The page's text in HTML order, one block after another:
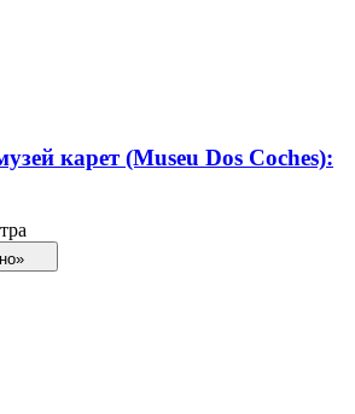
карет (Museu Dos Coches):